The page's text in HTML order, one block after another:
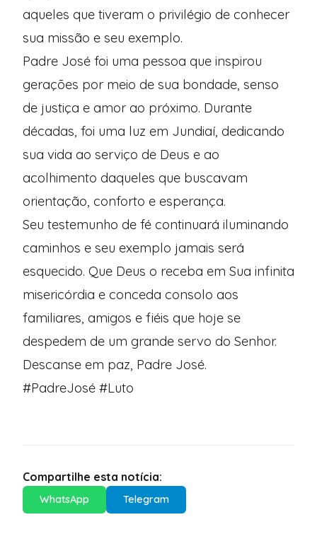
aqueles que tiveram o privilégio de conhecer
sua missão e seu exemplo.
Padre José foi uma pessoa que inspirou
gerações por meio de sua bondade, senso
de justiça e amor ao próximo. Durante
décadas, foi uma luz em Jundiaí, dedicando
sua vida ao serviço de Deus e ao
acolhimento daqueles que buscavam
orientação, conforto e esperança.
Seu testemunho de fé continuará iluminando
caminhos e seu exemplo jamais será
esquecido. Que Deus o receba em Sua infinita
misericórdia e conceda consolo aos
familiares, amigos e fiéis que hoje se
despedem de um grande servo do Senhor.
Descanse em paz, Padre José.
#PadreJosé #Luto
Compartilhe esta notícia:
WhatsApp Telegram